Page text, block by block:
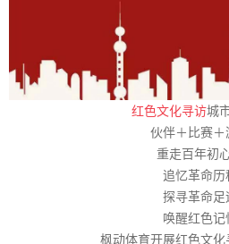
红色文化寻访城
伙伴＋比赛＋
重走百年初
追忆革命历
探寻革命足
唤醒红色记
枫动体育开展红色文